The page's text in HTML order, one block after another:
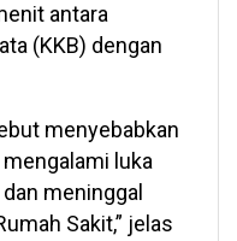
antara
(KKB) dengan
menyebabkan
luka
meninggal
Sakit,” jelas